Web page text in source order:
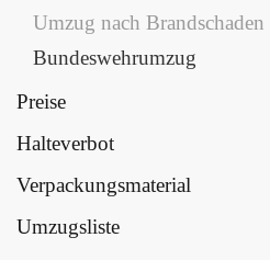
Umzug nach Brandschaden
Bundeswehrumzug
Preise
Halteverbot
Verpackungsmaterial
Umzugsliste